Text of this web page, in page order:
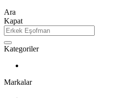
Ara
Kapat
Kategoriler
Markalar